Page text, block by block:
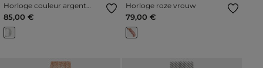
Horloge couleur argent
vrouw
85,00 €
Horloge roze vrouw
79,00 €